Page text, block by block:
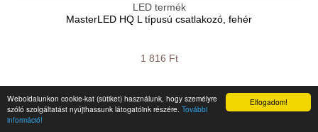
Elfogadom!
Weboldalunkon cookie-kat (sütiket) használunk, hogy személyre
szóló szolgáltatást nyújthassunk látogatóink részére. További
információ!
LED termék
MasterLED HQ L típusú csatlakozó, fehér
1 816 Ft